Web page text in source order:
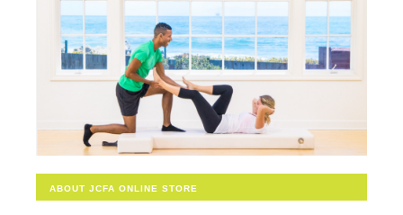
ABOUT JCFA ONLINE STORE